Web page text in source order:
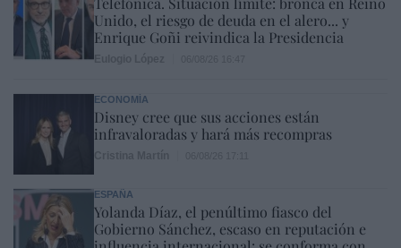
Unido, el riesgo de deuda en el alero... y
Enrique Goñi reivindica la Presidencia
ECONOMÍA
Disney cree que sus acciones están
infravaloradas y hará más recompras
ESPAÑA
Yolanda Díaz, el penúltimo fiasco del
Gobierno Sánchez, escaso en reputación e